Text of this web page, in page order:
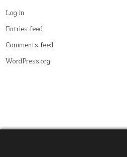
Log in
Entries feed
Comments feed
WordPress.org